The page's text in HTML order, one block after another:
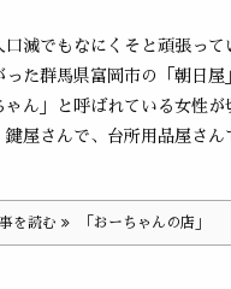
減でもなにくそと頑張って
った群馬県富岡市の「朝日屋
ゃん」と呼ばれている女性が
鍵屋さんで、台所用品屋さん
を読む 「おーちゃんの店」